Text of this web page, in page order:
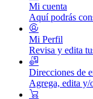
Mi cuenta
Aquí podrás
Mi Perfil
Revisa y edita
Direcciones de
Agrega, edita y/